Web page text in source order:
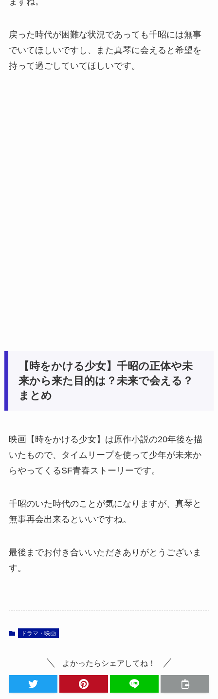
戻った時代が困難な状況であっても千昭には無事
でいてほしいですし、また真琴に会えると希望を
持って過ごしていてほしいです。
【時をかける少女】千昭の正体や未
来から来た目的は？未来で会える？
まとめ
映画【時をかける少女】は原作小説の20年後を描
いたもので、タイムリープを使って少年が未来か
らやってくるSF青春ストーリーです。
千昭のいた時代のことが気になりますが、真琴と
無事再会出来るといいですね。
最後までお付き合いいただきありがとうございま
す。
ドラマ・映画
よかったらシェアしてね！